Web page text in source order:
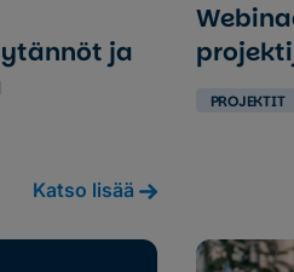
ja
Katso lisää
PROJEKTIT